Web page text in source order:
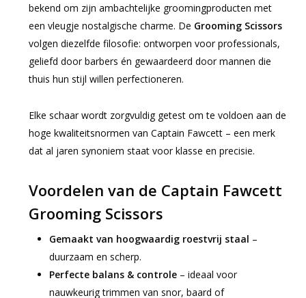
bekend om zijn ambachtelijke groomingproducten met
een vleugje nostalgische charme. De Grooming Scissors
volgen diezelfde filosofie: ontworpen voor professionals,
geliefd door barbers én gewaardeerd door mannen die
thuis hun stijl willen perfectioneren.
Elke schaar wordt zorgvuldig getest om te voldoen aan de
hoge kwaliteitsnormen van Captain Fawcett – een merk
dat al jaren synoniem staat voor klasse en precisie.
Voordelen van de Captain Fawcett
Grooming Scissors
Gemaakt van hoogwaardig roestvrij staal –
duurzaam en scherp.
Perfecte balans & controle– ideaal voor
nauwkeurig trimmen van snor, baard of